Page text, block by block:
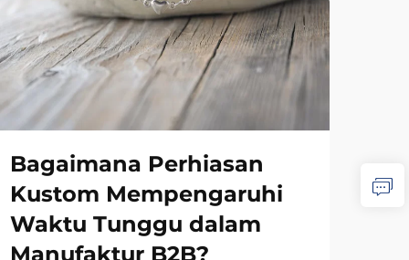
Bagaimana Perhiasan
Kustom Mempengaruhi
Waktu Tunggu dalam
Manufaktur B2B?